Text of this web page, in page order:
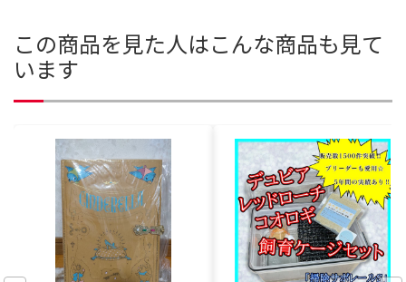
この商品を見た人はこんな商品も見て
います